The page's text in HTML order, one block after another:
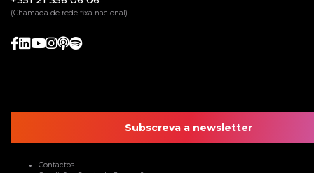
(Chamada de rede fixa nacional)
Subscreva a newsletter
Contactos